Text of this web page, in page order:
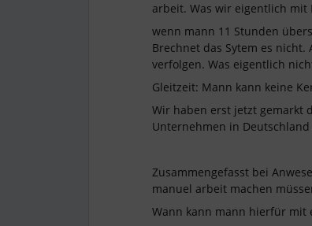
arbeit. Was wir eigentlich mit
wenn mann 11 Stunden
Brechnet das Sytem es
verfolgen. Was eigentlich
Gleitzeit: Mann kann keine
Wir haben erst jetzt gemarkt
Unternehmen in
Zusammengefasst bei
manuel arbeit machen
Wann kann mann hierfür mit